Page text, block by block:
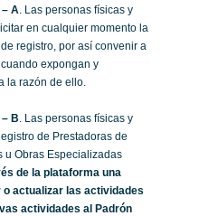
– A . Las personas físicas y
en cualquier momento la
registro, por así convenir a
expongan y
la razón de ello.
B . Las personas físicas y
de Prestadoras de
u Obras Especializadas
de la plataforma una
actualizar las actividades
actividades al Padrón